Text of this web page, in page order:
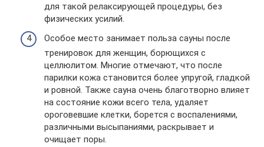
для такой релаксирующей процедуры, без
физических усилий.
Особое место занимает польза сауны после
тренировок для женщин, борющихся с
целлюлитом. Многие отмечают, что после
парилки кожа становится более упругой, гладкой
и ровной. Также сауна очень благотворно влияет
на состояние кожи всего тела, удаляет
ороговевшие клетки, борется с воспалениями,
различными высыпаниями, раскрывает и
очищает поры.